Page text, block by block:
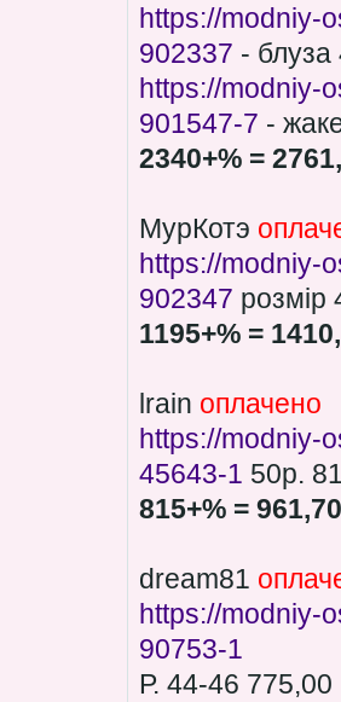
https://modniy-
902337 - блуза
https://modniy-
901547-7 -
2340+% =
МурКотэ
https://modniy-
902347 розмір
1195+% =
lrain оплачено
https://modniy-
45643-1 50р.
815+% = 961,70
dream81
https://modniy-
90753-1
Р. 44-46 775,00